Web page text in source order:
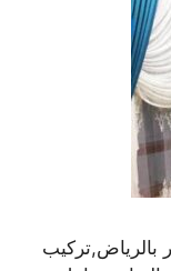
بالرياض,تركيب